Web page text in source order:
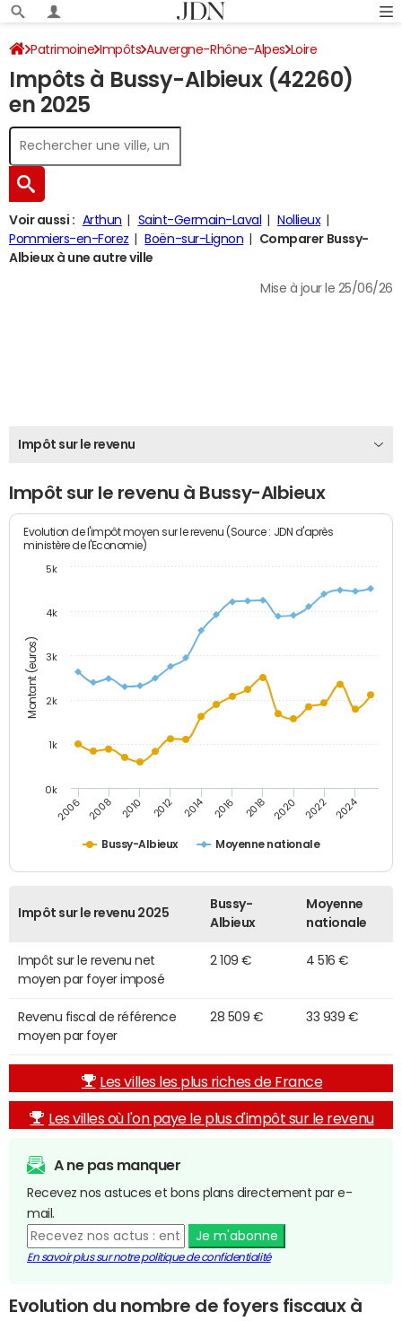
Patrimoine Impôts Auvergne-Rhône-Alpes Loire
Bussy-Albieux Impôt sur le revenu
Impôts à Bussy-Albieux (42260)
en 2025
Voir aussi : Arthun Saint-Germain-Laval
Nollieux
Pommiers-en-Forez
Boën-sur-Lignon
Comparer Bussy-
Albieux à une autre ville
Mise à jour le 25/06/26
Impôt sur le revenu
Impôt sur le revenu à Bussy-Albieux
Montant (euros)
Evolution de l'impôt moyen sur le revenu (Source : JDN d'après
ministère de l'Economie)
Bussy-Albieux Moyenne nationale
2006 2008 2010 2012 2014 2016 2018 2020 2022 2024
0k
1k
2k
3k
4k
5k
Impôt sur le revenu 2025
Bussy-
Albieux
Moyenne
nationale
Impôt sur le revenu net
moyen par foyer imposé
2 109 € 4 516 €
Revenu fiscal de référence
moyen par foyer
28 509 € 33 939 €
Les villes les plus riches de France
Les villes où l'on paye le plus d'impôt sur le revenu
A ne pas manquer
Recevez nos astuces et bons plans directement par e-
mail.
Je m'abonne
En savoir plus sur notre politique de confidentialité
Evolution du nombre de foyers fiscaux à